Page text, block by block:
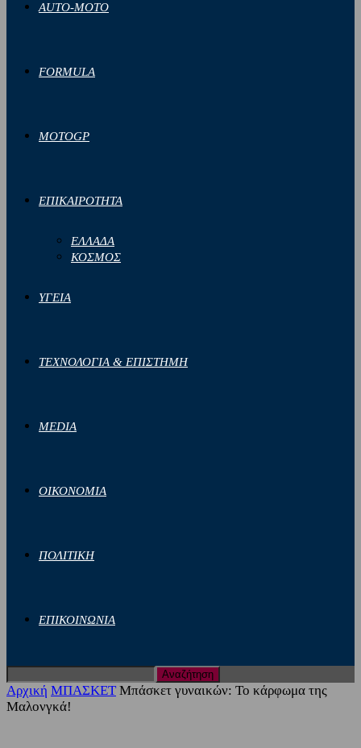
AUTO-MOTO
FORMULA
MOTOGP
ΕΠΙΚΑΙΡΟΤΗΤΑ
ΕΛΛΑΔΑ
ΚΟΣΜΟΣ
ΥΓΕΙΑ
ΤΕΧΝΟΛΟΓΙΑ & ΕΠΙΣΤΗΜΗ
MEDIA
ΟΙΚΟΝΟΜΙΑ
ΠΟΛΙΤΙΚΗ
ΕΠΙΚΟΙΝΩΝΙΑ
Αρχική ΜΠΑΣΚΕΤ Μπάσκετ γυναικών: Το κάρφωμα της
Μαλονγκά!